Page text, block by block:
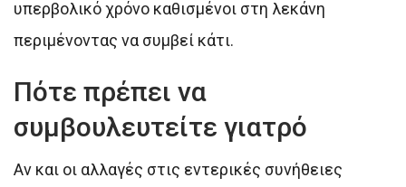
υπερβολικό χρόνο καθισμένοι στη λεκάνη
περιμένοντας να συμβεί κάτι.
Πότε πρέπει να
συμβουλευτείτε γιατρό
Αν και οι αλλαγές στις εντερικές συνήθειες